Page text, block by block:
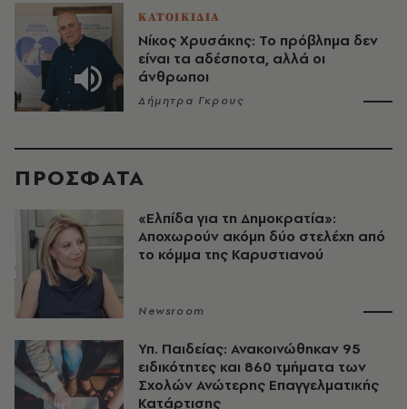
ΚΑΤΟΙΚΙΔΙΑ
Νίκος Χρυσάκης: Το πρόβλημα δεν
είναι τα αδέσποτα, αλλά οι
άνθρωποι
Δήμητρα Γκρους
ΠΡΟΣΦΑΤΑ
«Ελπίδα για τη Δημοκρατία»:
Αποχωρούν ακόμη δύο στελέχη από
το κόμμα της Καρυστιανού
Newsroom
Υπ. Παιδείας: Ανακοινώθηκαν 95
ειδικότητες και 860 τμήματα των
Σχολών Ανώτερης Επαγγελματικής
Κατάρτισης